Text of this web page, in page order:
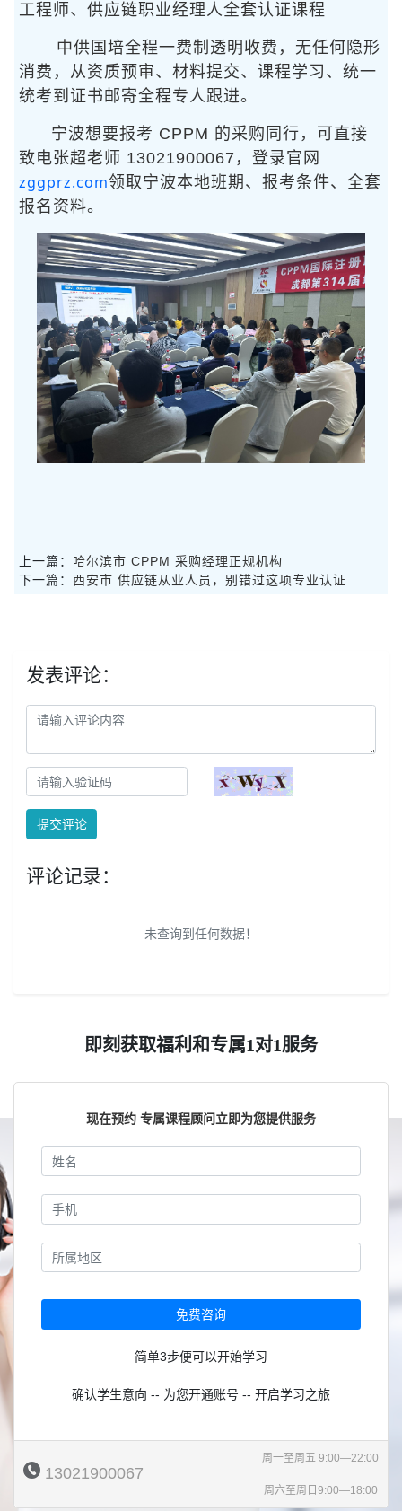
工程师、供应链职业经理人全套认证课程
中供国培全程一费制透明收费，无任何隐形
消费，从资质预审、材料提交、课程学习、统一
统考到证书邮寄全程专人跟进。
宁波想要报考 CPPM 的采购同行，可直接
致电张超老师 13021900067，登录官网
zggprz.com领取宁波本地班期、报考条件、全套
报名资料。
上一篇： 哈尔滨市 CPPM 采购经理正规机构
下一篇： 西安市 供应链从业人员，别错过这项专业认证
发表评论：
提交评论
评论记录：
未查询到任何数据！
即刻获取福利和专属1对1服务
现在预约 专属课程顾问立即为您提供服务
免费咨询
简单3步便可以开始学习
确认学生意向 -- 为您开通账号 -- 开启学习之旅
13021900067
周一至周五 9:00—22:00
周六至周日9:00—18:00